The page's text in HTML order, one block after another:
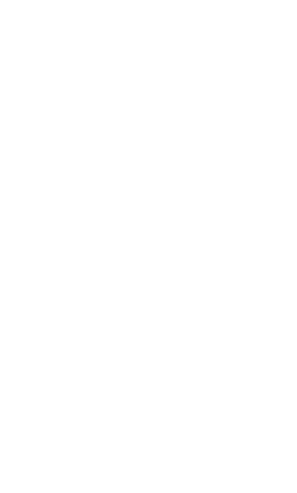
İhtiyacınıza uygun hosting
Sitenizi
Otomatik kurulum ile
CMS'leri tek tıkla